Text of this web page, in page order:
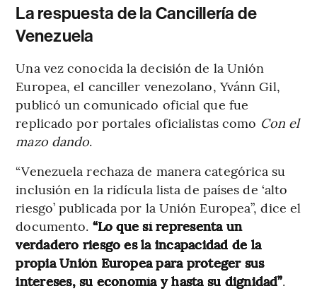
La respuesta de la Cancillería de
Venezuela
Una vez conocida la decisión de la Unión
Europea, el canciller venezolano, Yvánn Gil,
publicó un comunicado oficial que fue
replicado por portales oficialistas como Con el
mazo dando.
“Venezuela rechaza de manera categórica su
inclusión en la ridícula lista de países de ‘alto
riesgo’ publicada por la Unión Europea”, dice el
documento. “Lo que sí representa un
verdadero riesgo es la incapacidad de la
propia Unión Europea para proteger sus
intereses, su economía y hasta su dignidad”.